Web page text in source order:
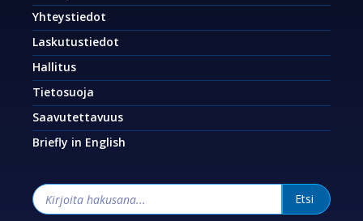
Yhteystiedot
Laskutustiedot
Hallitus
Tietosuoja
Saavutettavuus
Briefly in English